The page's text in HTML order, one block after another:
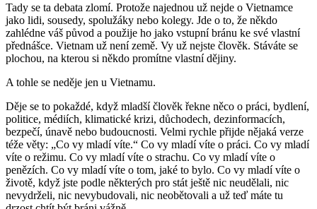
Tady se ta debata zlomí. Protože najednou už nejde o Vietnamce
jako lidi, sousedy, spolužáky nebo kolegy. Jde o to, že někdo
zahlédne váš původ a použije ho jako vstupní bránu ke své vlastní
přednášce. Vietnam už není země. Vy už nejste člověk. Stáváte se
plochou, na kterou si někdo promítne vlastní dějiny.
A tohle se neděje jen u Vietnamu.
Děje se to pokaždé, když mladší člověk řekne něco o práci, bydlení,
politice, médiích, klimatické krizi, důchodech, dezinformacích,
bezpečí, únavě nebo budoucnosti. Velmi rychle přijde nějaká verze
téže věty: „Co vy mladí víte.“ Co vy mladí víte o práci. Co vy mladí
víte o režimu. Co vy mladí víte o strachu. Co vy mladí víte o
penězích. Co vy mladí víte o tom, jaké to bylo. Co vy mladí víte o
životě, když jste podle některých pro stát ještě nic neudělali, nic
nevydrželi, nic nevybudovali, nic neobětovali a už teď máte tu